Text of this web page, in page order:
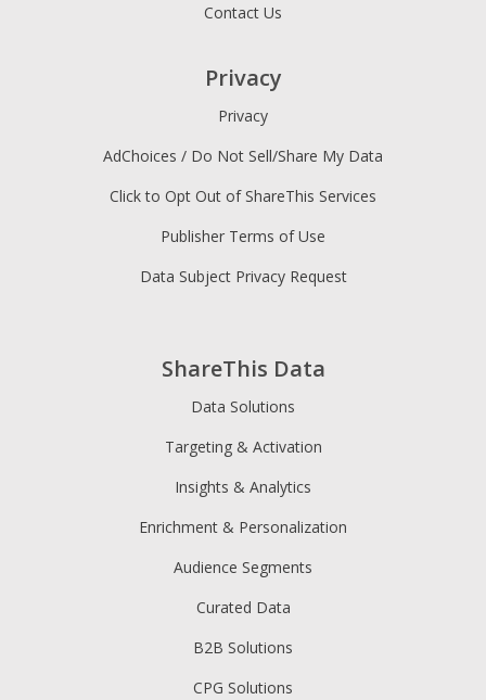
ShareThis Data
Data Solutions
Targeting & Activation
Insights & Analytics
Enrichment & Personalization
Audience Segments
Curated Data
B2B Solutions
CPG Solutions
Contact Us
Privacy
Privacy
AdChoices / Do Not Sell/Share My Data
Click to Opt Out of ShareThis Services
Publisher Terms of Use
Data Subject Privacy Request